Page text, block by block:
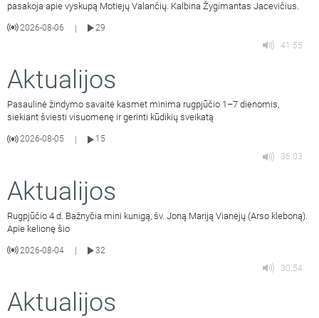
pasakoja apie vyskupą Motiejų Valančių. Kalbina Žygimantas Jacevičius.
2026-08-06 |
29
41:55
Aktualijos
Pasaulinė žindymo savaitė kasmet minima rugpjūčio 1–7 dienomis,
siekiant šviesti visuomenę ir gerinti kūdikių sveikatą
2026-08-05
15
36:03
Aktualijos
Rugpjūčio 4 d. Bažnyčia mini kunigą, šv. Joną Mariją Vianėjų (Arso kleboną).
Apie kelionę šio
2026-08-04
32
30:54
Aktualijos